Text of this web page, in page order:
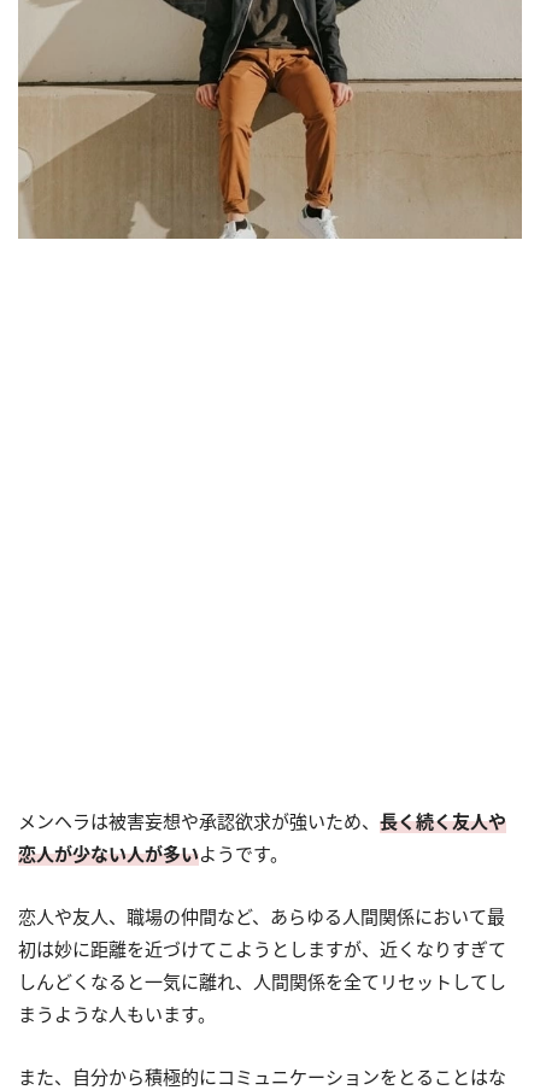
メンヘラは被害妄想や承認欲求が強いため、 長く続く友人や
恋人が少ない人が多いようです。
恋人や友人、職場の仲間など、あらゆる人間関係において最
初は妙に距離を近づけてこようとしますが、近くなりすぎて
しんどくなると一気に離れ、人間関係を全てリセットしてし
まうような人もいます。
また、自分から積極的にコミュニケーションをとることはな